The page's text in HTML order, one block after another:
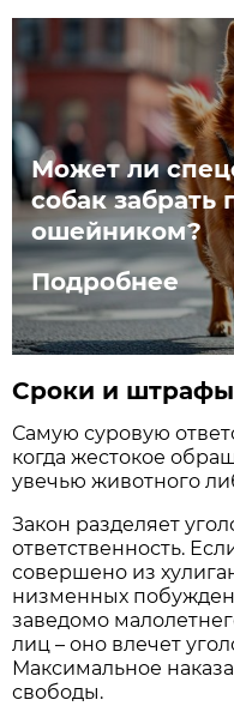
Может ли
собак забрать
ошейником?
Подробнее
Сроки и штрафы
Самую суровую
когда жестокое
увечью животного
Закон разделяет
ответственность.
совершено из
низменных
заведомо
лиц – оно влечет
Максимальное
свободы.